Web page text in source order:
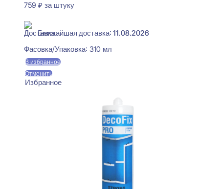
759 ₽ за штуку
Ближайшая доставка: 11.08.2026
Фасовка/Упаковка: 310 мл
В избранное
Отменить
Избранное